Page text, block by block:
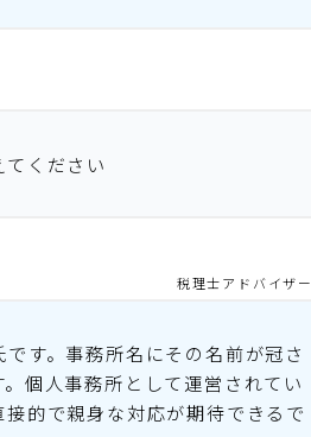
ください
す。事務所名にその名前が冠さ
個人事務所として運営されてい
的で親身な対応が期待できるで
税理士アドバイザー